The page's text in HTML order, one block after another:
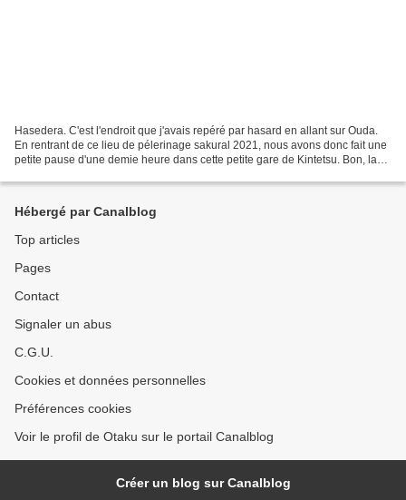
Hasedera. C'est l'endroit que j'avais repéré par hasard en allant sur Ouda.
En rentrant de ce lieu de pélerinage sakural 2021, nous avons donc fait une
petite pause d'une demie heure dans cette petite gare de Kintetsu. Bon, la
Hébergé par Canalblog
Top articles
Pages
Contact
Signaler un abus
C.G.U.
Cookies et données personnelles
Préférences cookies
Voir le profil de Otaku sur le portail Canalblog
Créer un blog sur Canalblog